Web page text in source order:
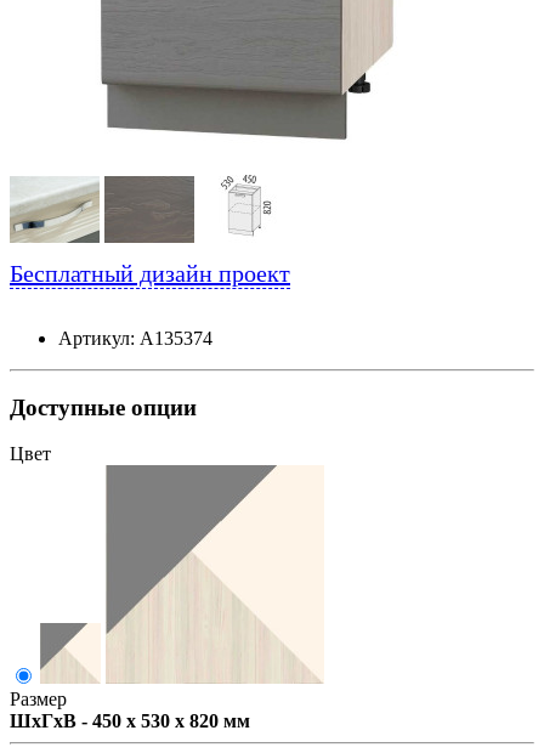
Бесплатный дизайн проект
Артикул: А135374
Доступные опции
Цвет
Размер
ШxГxВ - 450 x 530 x 820 мм